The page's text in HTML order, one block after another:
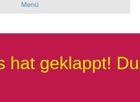
Menü
hat geklappt! Du